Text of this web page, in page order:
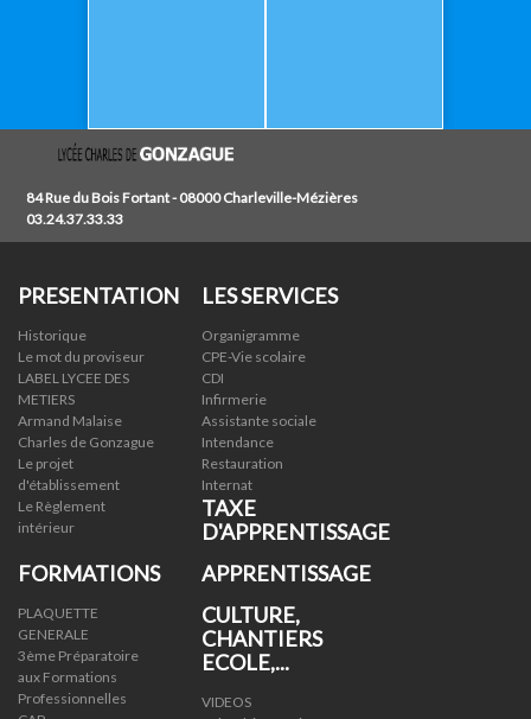
84 Rue du Bois Fortant - 08000 Charleville-Mézières
03.24.37.33.33
PRESENTATION
Historique
Le mot du proviseur
LABEL LYCEE DES
METIERS
Armand Malaise
Charles de Gonzague
Le projet
d'établissement
Le Règlement
intérieur
LES SERVICES
Organigramme
CPE-Vie scolaire
CDI
Infirmerie
Assistante sociale
Intendance
Restauration
Internat
TAXE
D'APPRENTISSAGE
FORMATIONS
PLAQUETTE
GENERALE
3ème Préparatoire
aux Formations
Professionnelles
APPRENTISSAGE
CULTURE,
CHANTIERS
ECOLE,...
VIDEOS